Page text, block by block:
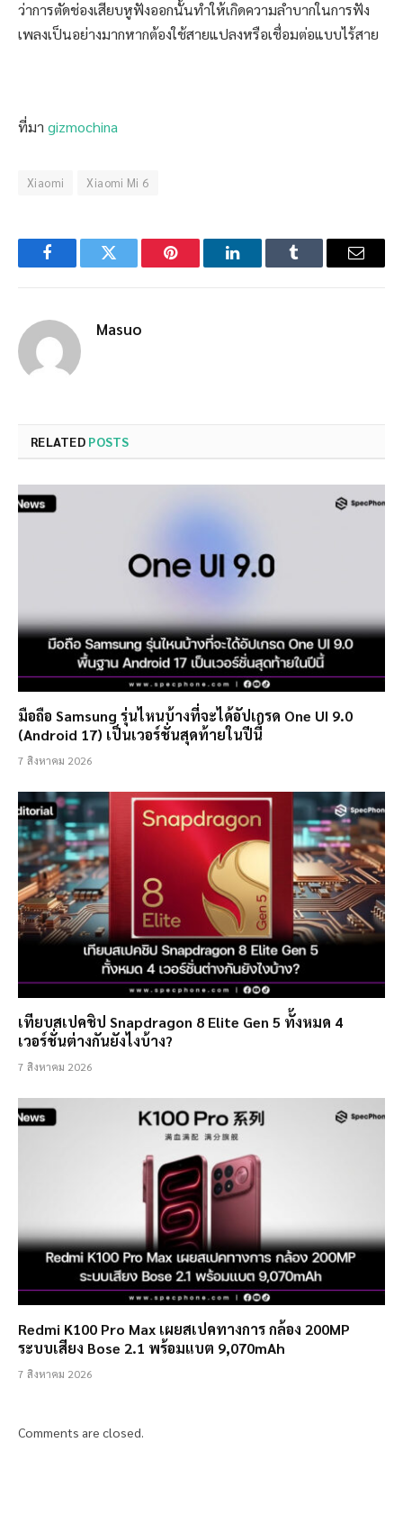
ว่าการตัดช่องเสียบหูฟังออกนั้นทำให้เกิดความลำบากในการฟัง
เพลงเป็นอย่างมากหากต้องใช้สายแปลงหรือเชื่อมต่อแบบไร้สาย
ที่มา gizmochina
Xiaomi Xiaomi Mi 6
FacebookTwitter Pinterest LinkedInTumblr Email
Masuo
RELATED POSTS
มือถือ Samsung รุ่นไหนบ้างที่จะได้อัปเกรด One UI 9.0
(Android 17) เป็นเวอร์ชั่นสุดท้ายในปีนี้
7 สิงหาคม 2026
เทียบสเปคชิป Snapdragon 8 Elite Gen 5 ทั้งหมด 4
เวอร์ชั่นต่างกันยังไงบ้าง?
7 สิงหาคม 2026
Redmi K100 Pro Max เผยสเปคทางการ กล้อง 200MP
ระบบเสียง Bose 2.1 พร้อมแบต 9,070mAh
7 สิงหาคม 2026
Comments are closed.